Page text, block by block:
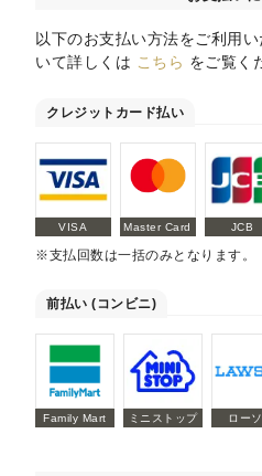
以下のお支払い方法をご利用
いて詳しくは こちら をご覧く
クレジットカード払い
VISA Master Card JCB
※支払回数は一括のみとなります。
前払い (コンビニ)
Family Mart ミニストップ ロー